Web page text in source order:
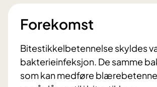
Forekomst
Bitestikkelbetennelse skyldes
bakterieinfeksjon. De samme
som kan medføre